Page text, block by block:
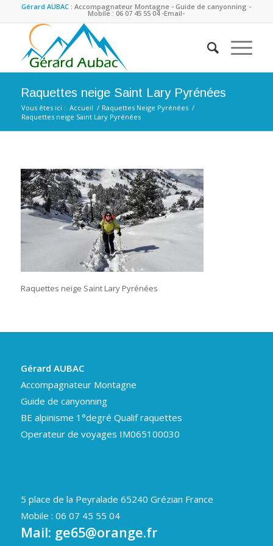
Gérard AUBAC :Accompagnateur Montagne - Guide de canyonning -
Mobile : 06 07 45 55 04 -Email-
Raquettes neige Saint Lary Pyrénées
Vous êtes ici : Accueil / Raquettes Neige Pyrénées /
Raquettes neige Saint Lary Pyrénées
Raquettes neige Saint Lary Pyrénées
Gérard AUBAC
Accompagnateur Montagne
Guide de canyonning
BE alpinisme 1°degré Qualif raquettes
Operateur de voyages IM065100030
5 place de la Peyralade 65240 Grézian France
Mobile : 06 07 45 55 04
Mail: ge65@orange.fr